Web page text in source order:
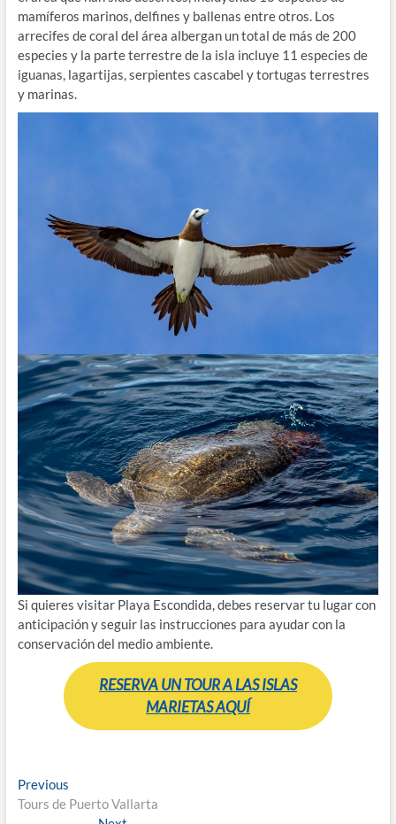
mamíferos marinos, delfines y ballenas entre otros. Los
arrecifes de coral del área albergan un total de más de 200
especies y la parte terrestre de la isla incluye 11 especies de
iguanas, lagartijas, serpientes cascabel y tortugas terrestres
y marinas.
Si quieres visitar Playa Escondida, debes reservar tu lugar con
anticipación y seguir las instrucciones para ayudar con la
conservación del medio ambiente.
RESERVA UN TOUR A LAS ISLAS
MARIETAS AQUÍ
Navegación
de
PreviousPrevious
post:
Tours de Puerto Vallarta